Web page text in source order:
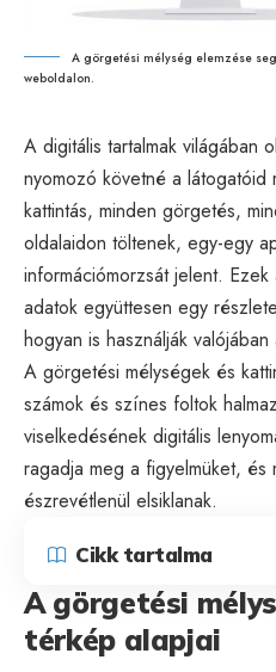
A görgetési mélység elemzése
weboldalon.
A digitális tartalmak világában
nyomozó követné a látogatóid
kattintás, minden görgetés,
oldalaidon töltenek, egy-egy
információmorzsát jelent.
adatok együttesen egy
hogyan is használják
A görgetési mélységek és
számok és színes foltok
viselkedésének digitális
ragadja meg a figyelmüket, és
észrevétlenül elsiklanak.
Cikk tartalma
A görgetési
térkép alapjai